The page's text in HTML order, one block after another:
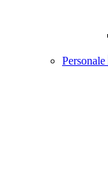
Personale